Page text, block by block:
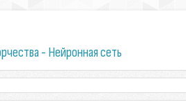
- Нейронная сеть